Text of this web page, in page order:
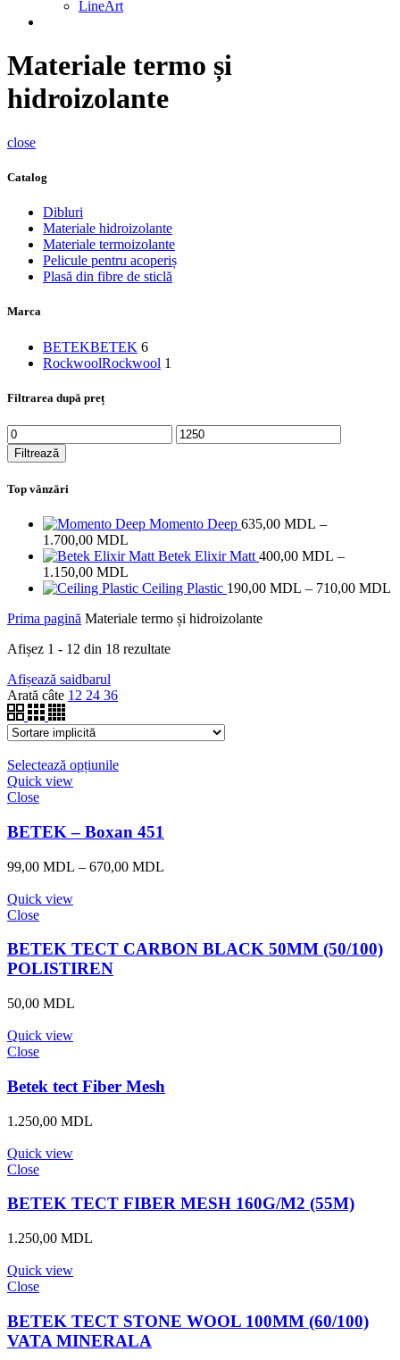
LineArt
Materiale termo și
hidroizolante
close
Catalog
Dibluri
Materiale hidroizolante
Materiale termoizolante
Pelicule pentru acoperiș
Plasă din fibre de sticlă
Marca
BETEKBETEK 6
RockwoolRockwool 1
Filtrarea după preț
Preț
minim
Preț
maxim
Filtrează
Top vânzări
Momento Deep 635,00 MDL –
1.700,00 MDL
de
635,00 MDL
la
Betek Elixir Matt 400,00 MDL –
1.150,00 MDL
de
400,00 MDL
la
Ceiling Plastic 190,00 MDL – 710,00 MDL
Prima pagină Materiale termo și hidroizolante
Afișez 1 - 12 din 18 rezultate
Afișează saidbarul
Arată câte 12 24 36
Selectează opțiunile
Quick view
Close
BETEK – Boxan 451
99,00 MDL – 670,00 MDL
la
Quick view
Close
BETEK TECT CARBON BLACK 50MM (50/100)
POLISTIREN
50,00 MDL
Quick view
Close
Betek tect Fiber Mesh
1.250,00 MDL
Quick view
Close
BETEK TECT FIBER MESH 160G/M2 (55M)
1.250,00 MDL
Quick view
Close
BETEK TECT STONE WOOL 100MM (60/100)
VATA MINERALA